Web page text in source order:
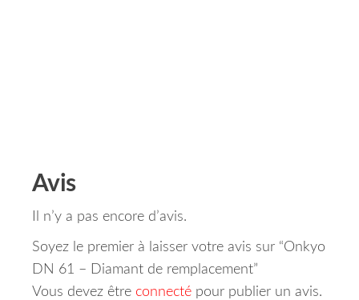
Avis
Il n’y a pas encore d’avis.
Soyez le premier à laisser votre avis sur “Onkyo
DN 61 – Diamant de remplacement”
Vous devez être connecté pour publier un avis.